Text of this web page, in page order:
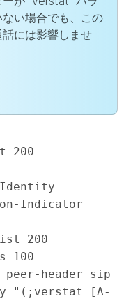
い場合でも、この
には影響しませ
200
100
"(;verstat=[A-